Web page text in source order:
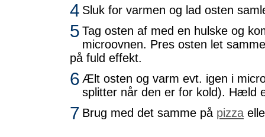
4 Sluk for varmen og lad osten
5 Tag osten af med en hulske og
microovnen. Pres osten let
på fuld effekt.
6 Ælt osten og varm evt. igen i
splitter når den er for kold). Hæld
7 Brug med det samme på pizza